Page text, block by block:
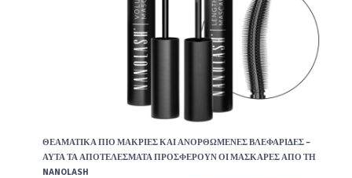
ΘΕΑΜΑΤΙΚΆ ΠΙΟ ΜΑΚΡΙΈΣ ΚΑΙ ΑΝΟΡΘΩΜΈΝΕΣ ΒΛΕΦΑΡΊΔΕΣ –
ΑΥΤΆ ΤΑ ΑΠΟΤΕΛΈΣΜΑΤΑ ΠΡΟΣΦΈΡΟΥΝ ΟΙ ΜΆΣΚΑΡΕΣ ΑΠΌ ΤΗ
NANOLASH